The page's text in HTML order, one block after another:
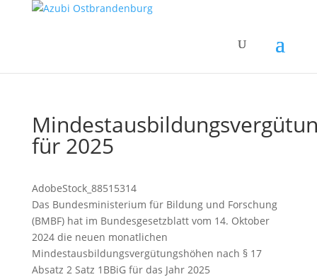
für 2025
AdobeStock_88515314
Das Bundesministerium für Bildung und Forschung
(BMBF) hat im Bundesgesetzblatt vom 14. Oktober
2024 die neuen monatlichen
Mindestausbildungsvergütungshöhen nach § 17
Absatz 2 Satz 1BBiG für das Jahr 2025